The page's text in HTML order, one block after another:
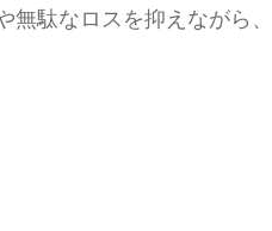
駄なロスを抑えながら